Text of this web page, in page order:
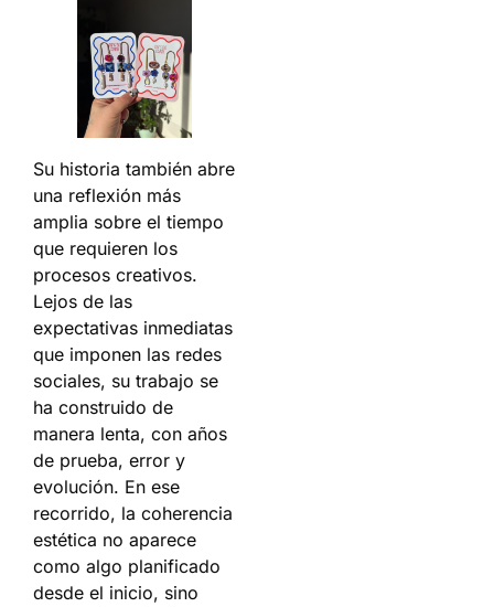
Su historia también abre
una reflexión más
amplia sobre el tiempo
que requieren los
procesos creativos.
Lejos de las
expectativas inmediatas
que imponen las redes
sociales, su trabajo se
ha construido de
manera lenta, con años
de prueba, error y
evolución. En ese
recorrido, la coherencia
estética no aparece
como algo planificado
desde el inicio, sino